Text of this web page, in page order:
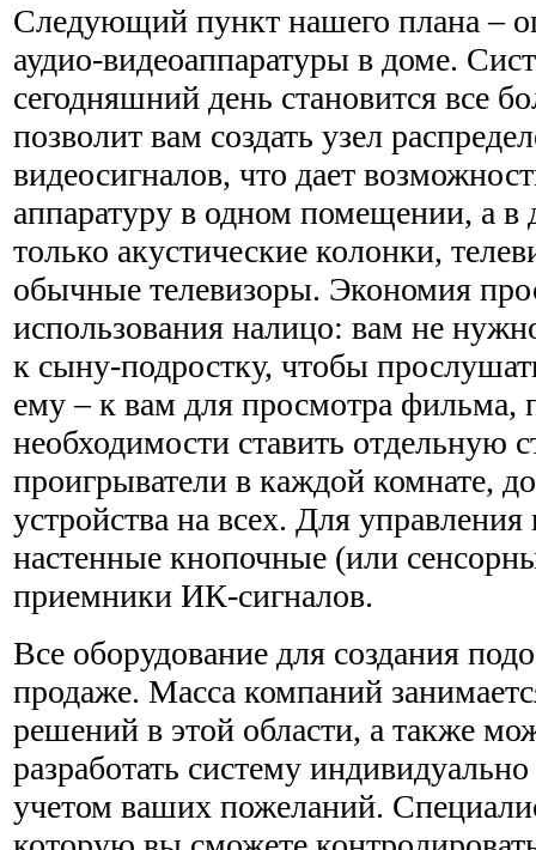
Следующий пункт нашего плана –
аудио-видеоаппаратуры в доме.
сегодняшний день становится все
позволит вам создать узел
видеосигналов, что дает
аппаратуру в одном помещении, а в
только акустические колонки,
обычные телевизоры. Экономия
использования налицо: вам не
к сыну-подростку, чтобы
ему – к вам для просмотра фильма,
необходимости ставить отдельную
проигрыватели в каждой комнате,
устройства на всех. Для
настенные кнопочные (или
приемники ИК-сигналов.
Все оборудование для создания
продаже. Масса компаний
решений в этой области, а также
разработать систему
учетом ваших пожеланий.